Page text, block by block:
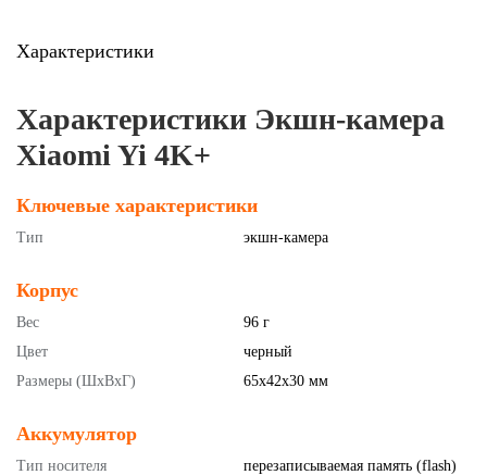
Характеристики
Характеристики Экшн-камера
Xiaomi Yi 4K+
Ключевые характеристики
Тип экшн-камера
Корпус
Вес
96 г
Цвет
черный
Размеры (ШхВхГ)
65x42x30 мм
Аккумулятор
Тип носителя
перезаписываемая память (flash)